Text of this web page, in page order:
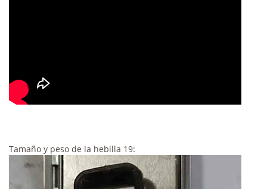
Tamaño y peso de la hebilla 19: